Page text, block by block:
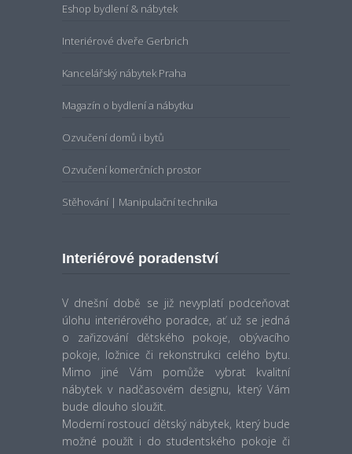
Eshop bydlení & nábytek
Interiérové dveře Gerbrich
Kancelářský nábytek Praha
Magazín o bydlení a nábytku
Ozvučení domů i bytů
Ozvučení komerčních prostor
Stěhování | Manipulační technika
Interiérové poradenství
V dnešní době se již nevyplatí podceňovat
úlohu interiérového poradce, ať už se jedná
o zařizování dětského pokoje, obývacího
pokoje, ložnice či rekonstrukci celého bytu.
Mimo jiné Vám pomůže vybrat kvalitní
nábytek v nadčasovém designu, který Vám
bude dlouho sloužit.
Moderní rostoucí dětský nábytek, který bude
možné použít i do studentského pokoje či